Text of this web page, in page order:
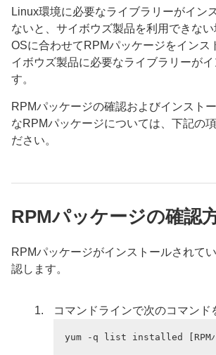
Linux環境に必要なライブラリーがイン
ないと、サイボウズ製品を利用できない
OSに合わせてRPMパッケージをインス
イボウズ製品に必要なライブラリーが
す。
RPMパッケージの確認およびインスト
なRPMパッケージについては、下記の
ださい。
RPMパッケージの確認
RPMパッケージがインストールされて
認します。
コマンドラインで次のコマンド
yum -q list installed [RPMパ